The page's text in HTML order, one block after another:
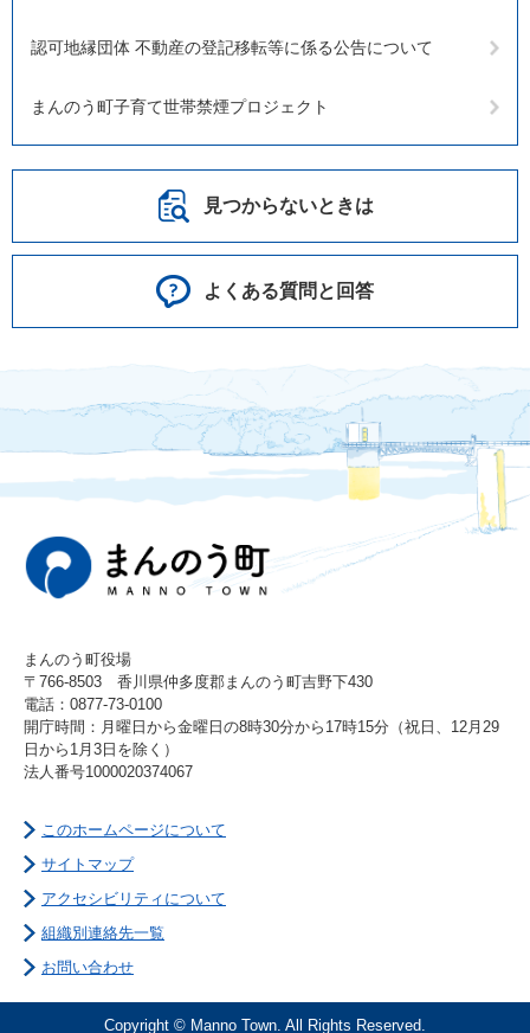
認可地縁団体 不動産の登記移転等に係る公告について
まんのう町子育て世帯禁煙プロジェクト
見つからないときは
よくある質問と回答
まんのう町役場
〒766-8503 香川県仲多度郡まんのう町吉野下430
電話：0877-73-0100
開庁時間：月曜日から金曜日の8時30分から17時15分（祝日、12月29
日から1月3日を除く）
法人番号1000020374067
このホームページについて
サイトマップ
アクセシビリティについて
組織別連絡先一覧
お問い合わせ
Copyright © Manno Town. All Rights Reserved.